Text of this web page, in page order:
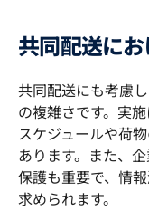
共同配送に
共同配送にも考慮
の複雑さです。実
スケジュールや荷
あります。また、
保護も重要で、情
求められます。